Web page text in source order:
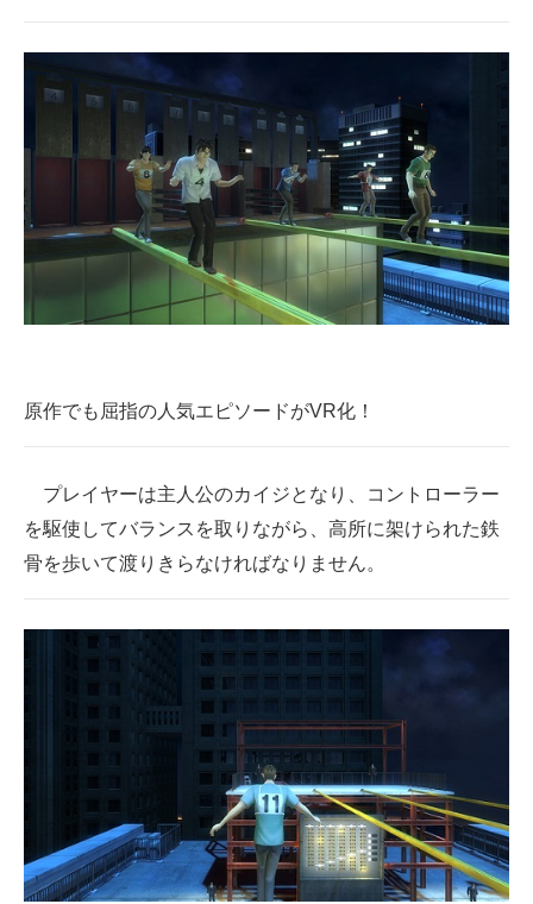
電子設計の基本と応用
エネルギーの専門メディア
建設×テクノロジーの最前線
ちょっと気になるネットの話題
原作でも屈指の人気エピソードがVR化！
プレイヤーは主人公のカイジとなり、コントローラー
を駆使してバランスを取りながら、高所に架けられた鉄
骨を歩いて渡りきらなければなりません。